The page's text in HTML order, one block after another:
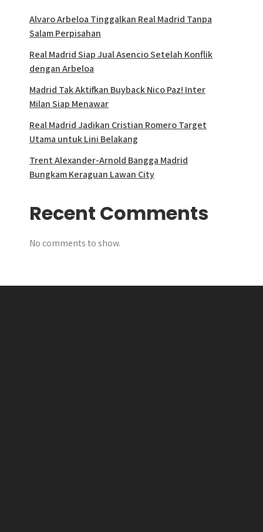
Alvaro Arbeloa Tinggalkan Real Madrid Tanpa
Salam Perpisahan
Real Madrid Siap Jual Asencio Setelah Konflik
dengan Arbeloa
Madrid Tak Aktifkan Buyback Nico Paz! Inter
Milan Siap Menawar
Real Madrid Jadikan Cristian Romero Target
Utama untuk Lini Belakang
Trent Alexander-Arnold Bangga Madrid
Bungkam Keraguan Lawan City
Recent Comments
No comments to show.